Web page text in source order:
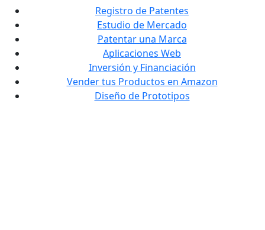
Registro de Patentes
Estudio de Mercado
Patentar una Marca
Aplicaciones Web
Inversión y Financiación
Vender tus Productos en Amazon
Diseño de Prototipos